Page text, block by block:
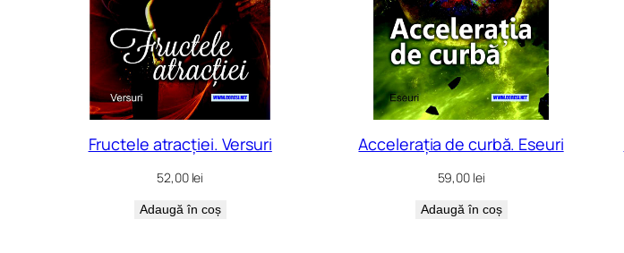
Fructele atracției. Versuri
52,00 lei
Adaugă în coș
Accelerația de curbă. Eseuri
59,00 lei
Adaugă în coș